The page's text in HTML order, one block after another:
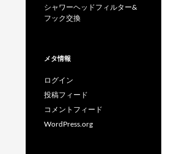
シャワーヘッドフィルター&
フック交換
メタ情報
ログイン
投稿フィード
コメントフィード
WordPress.org